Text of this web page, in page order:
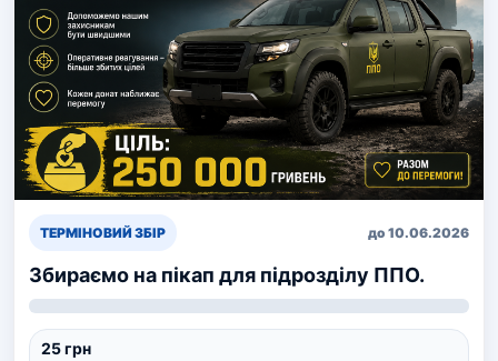
ТЕРМІНОВИЙ ЗБІР до 10.06.2026
Збираємо на пікап для підрозділу ППО.
25 грн